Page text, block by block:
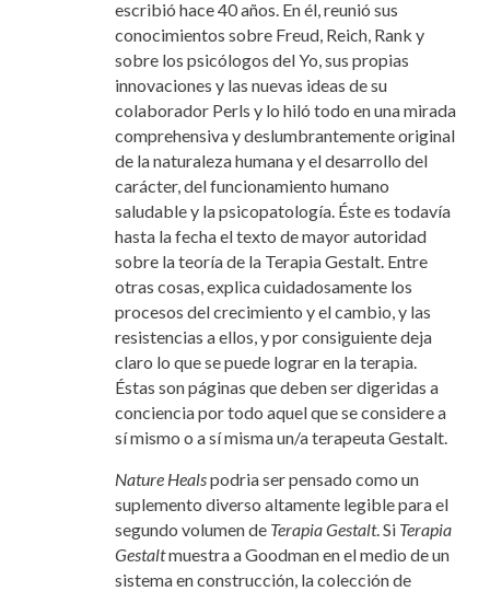
escribió hace 40 años. En él, reunió sus
conocimientos sobre Freud, Reich, Rank y
sobre los psicólogos del Yo, sus propias
innovaciones y las nuevas ideas de su
colaborador Perls y lo hiló todo en una mirada
comprehensiva y deslumbrantemente original
de la naturaleza humana y el desarrollo del
carácter, del funcionamiento humano
saludable y la psicopatología. Éste es todavía
hasta la fecha el texto de mayor autoridad
sobre la teoría de la Terapia Gestalt. Entre
otras cosas, explica cuidadosamente los
procesos del crecimiento y el cambio, y las
resistencias a ellos, y por consiguiente deja
claro lo que se puede lograr en la terapia.
Éstas son páginas que deben ser digeridas a
conciencia por todo aquel que se considere a
sí mismo o a sí misma un/a terapeuta Gestalt.
Nature Healspodria ser pensado como un
suplemento diverso altamente legible para el
segundo volumen de Terapia Gestalt. Si Terapia
Gestaltmuestra a Goodman en el medio de un
sistema en construcción, la colección de